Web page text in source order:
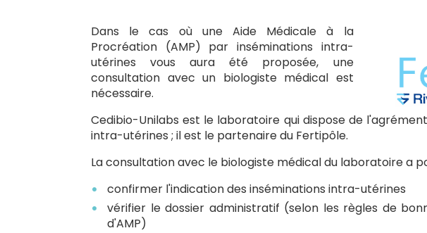
Dans le cas où une Aide Médicale à la
Procréation (AMP) par inséminations intra-
utérines vous aura été proposée, une
consultation avec un biologiste médical est
nécessaire.
Cedibio-Unilabs est le laboratoire qui dispose de
intra-utérines ; il est le partenaire du Fertipôle.
La consultation avec le biologiste médical du laboratoire a
confirmer l'indication des inséminations intra-utérines
vérifier le dossier administratif (selon les règles de
d'AMP)